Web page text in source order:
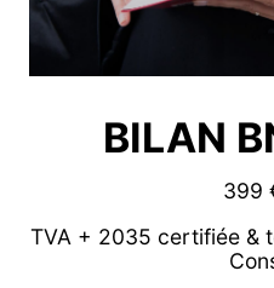
BILAN
399
TVA + 2035 certifiée &